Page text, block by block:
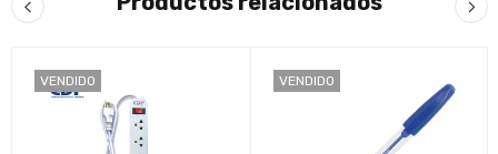
VENDIDO VENDIDO